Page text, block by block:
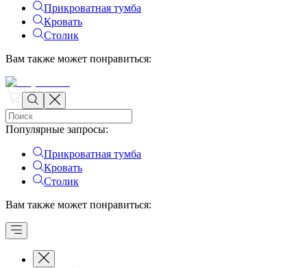
Прикроватная тумба
Кровать
Столик
Вам также может понравиться:
Популярные запросы:
Прикроватная тумба
Кровать
Столик
Вам также может понравиться: